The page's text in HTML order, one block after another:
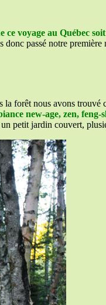
ce voyage au Québec
passé notre première
la forêt nous avons
new-age, zen,
petit jardin couvert,